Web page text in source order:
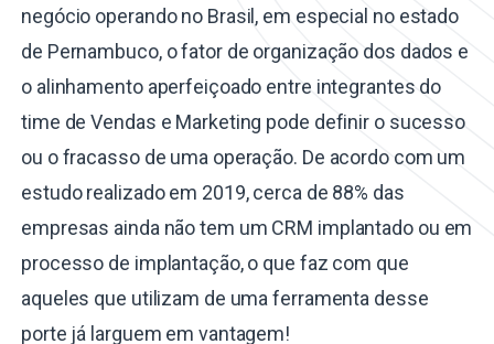
negócio operando no Brasil, em especial no estado
de Pernambuco, o fator de organização dos dados e
o alinhamento aperfeiçoado entre integrantes do
time de Vendas e Marketing pode definir o sucesso
ou o fracasso de uma operação. De acordo com um
estudo realizado em 2019, cerca de 88% das
empresas ainda não tem um CRM implantado ou em
processo de implantação, o que faz com que
aqueles que utilizam de uma ferramenta desse
porte já larguem em vantagem!